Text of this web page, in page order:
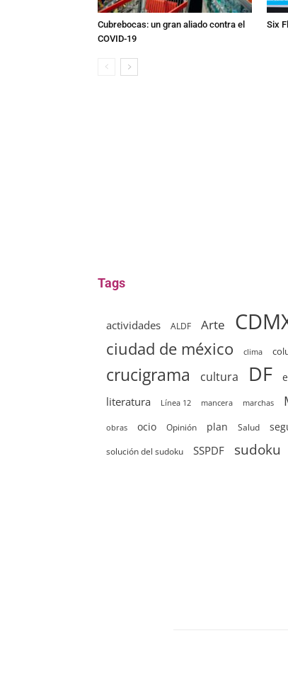
Cubrebocas: un gran aliado contra el
COVID-19
Six
Tags
actividades ALDF Arte
ciudad de méxico clima
crucigrama cultura DF
literatura Línea 12 mancera marchas
obras ocio Opinión plan Salud
solución del sudoku SSPDF sudoku